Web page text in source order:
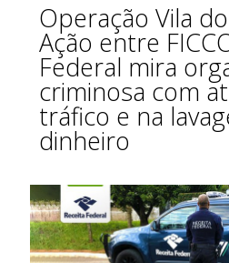
Operação Vila
Ação entre
Federal mira
criminosa com
tráfico e na
dinheiro